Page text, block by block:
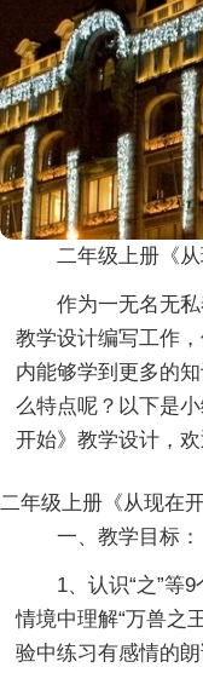
二年级上册《
作为一无名无
教学设计编写工作
内能够学到更多的
么特点呢？以下是
开始》教学设计，
二年级上册《从现在
一、教学目标：
1、认识“之”等
情境中理解“万兽之
验中练习有感情的